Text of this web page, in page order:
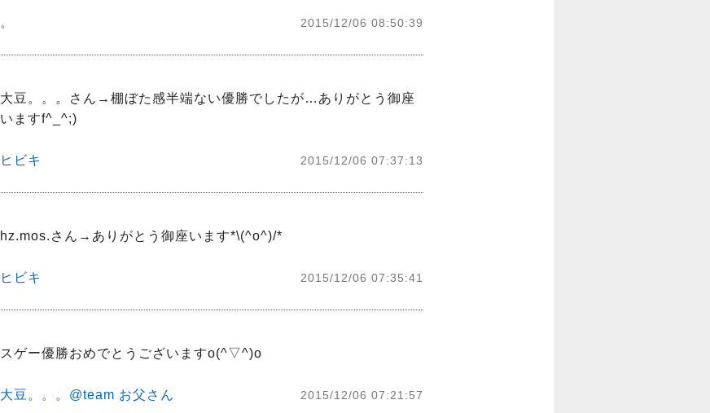
。 2015/12/06 08:50:39
大豆。。。さん→棚ぼた感半端ない優勝でしたが…ありがとう御座
いますf^_^;)
ヒビキ 2015/12/06 07:37:13
hz.mos.さん→ありがとう御座います*\(^o^)/*
ヒビキ 2015/12/06 07:35:41
スゲー優勝おめでとうございますo(^▽^)o
大豆。。。@team お父さん 2015/12/06 07:21:57